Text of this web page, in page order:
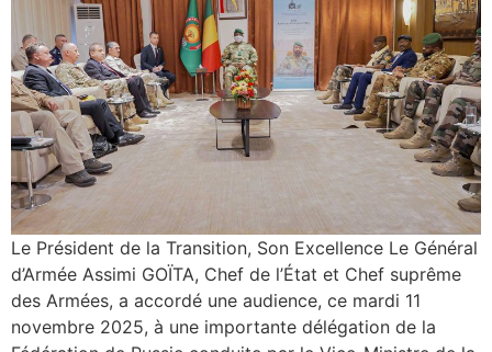
Le Président de la Transition, Son Excellence Le Général
d’Armée Assimi GOÏTA, Chef de l’État et Chef suprême
des Armées, a accordé une audience, ce mardi 11
novembre 2025, à une importante délégation de la